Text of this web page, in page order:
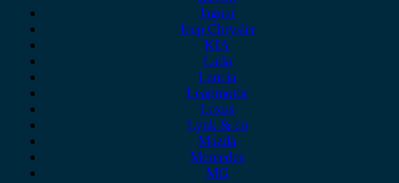
Jaguar
Jeep Chrysler
KIA
Lada
Lancia
Leapmotor
Lexus
Lynk & co
Mazda
Mercedes
MG